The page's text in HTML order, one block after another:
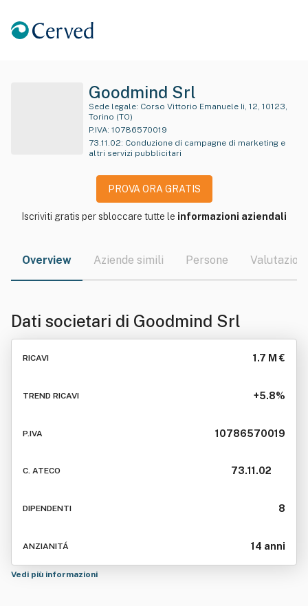
Goodmind Srl
Sede legale:
Torino (TO)
P.IVA: 10786570019
73.11.02: Conduzione di campagne di marketing e
altri servizi pubblicitari
PROVA ORA GRATIS
Iscriviti gratis per sbloccare tutte le informazioni aziendali
Overview Aziende simili Persone Valutazioni
Dati societari di Goodmind Srl
RICAVI 1.7 M €
TREND RICAVI +5.8%
P.IVA 10786570019
C. ATECO 73.11.02
DIPENDENTI 8
ANZIANITÁ 14 anni
Vedi più informazioni